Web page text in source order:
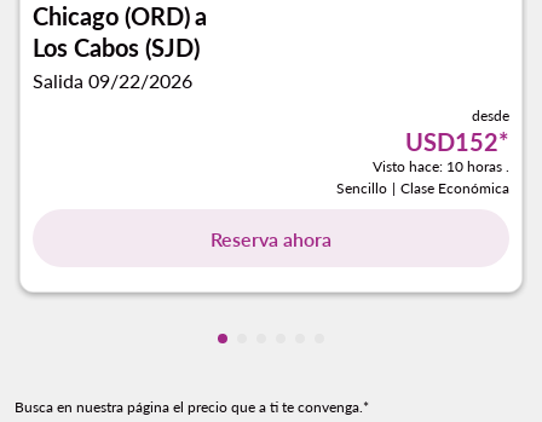
Chicago (ORD)a
Los Cabos (SJD)
Salida 09/22/2026
desde
USD152*
Visto hace: 10 horas .
Sencillo | Clase Económica
Reserva ahora
Mostrando cmp-pagination-
Busca en nuestra página el precio que a ti te convenga.*